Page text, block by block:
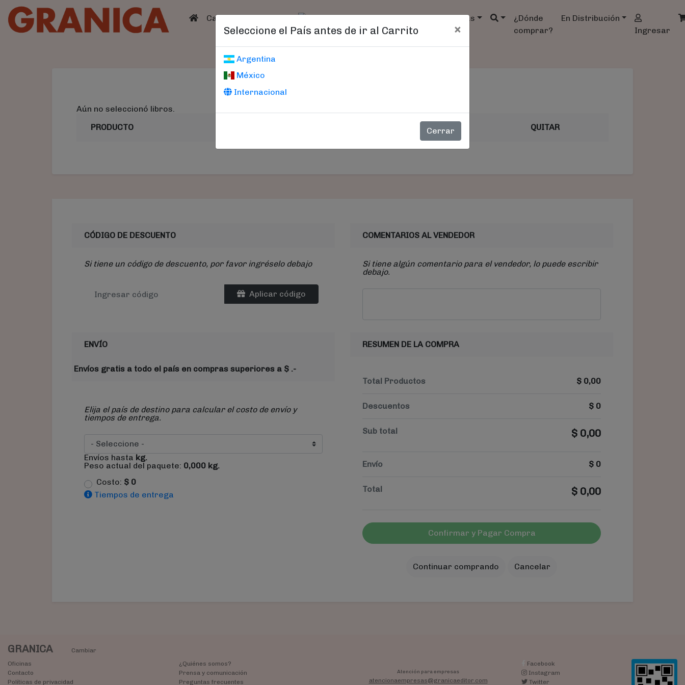
(current)
Catálogo Catálogo Agendas
¿Dónde
comprar?
En Distribución
Ingresar
Seleccione el País antes de ir al Carrito ×
Argentina
México
Internacional
Cerrar
Carrito De Compras
Aún no seleccionó libros.
PRODUCTO
SUB-TOTAL QUITAR
CÓDIGO DE DESCUENTO
Si tiene un código de descuento, por favor ingréselo debajo
Aplicar código
ENVÍO
Envíos gratis a todo el país en compras superiores a $ .-
Elija el país de destino para calcular el costo de envío y
tiempos de entrega.
Envíos hasta kg.
Peso actual del paquete: 0,000 kg.
Costo: $ 0
Tiempos de entrega
COMENTARIOS AL VENDEDOR
Si tiene algún comentario para el vendedor, lo puede escribir
debajo.
RESUMEN DE LA COMPRA
Total Productos $ 0,00
Descuentos $ 0
Sub total $ 0,00
Envío $ 0
Total $ 0,00
Confirmar y Pagar Compra
Continuar comprando Cancelar
GRANICA
Cambiar
Oficinas
Contacto
Políticas de privacidad
¿Quiénes somos?
Prensa y comunicación
Preguntas frecuentes
Atención para empresas
atencionaempresas@granicaeditor.com
Facebook
Instagram
Twitter